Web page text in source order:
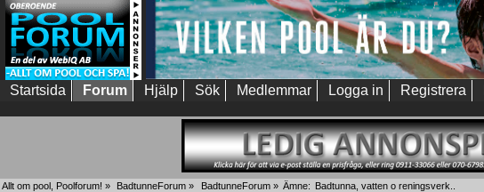
Startsida Forum Hjälp Sök Medlemmar Logga in Registrera
Allt om pool, Poolforum! » BadtunneForum » BadtunneForum» Ämne: Badtunna, vatten o reningsverk..